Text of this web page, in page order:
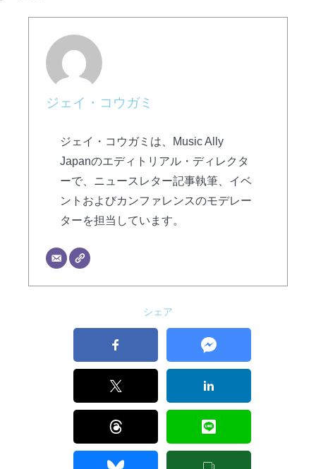
ジェイ・コウガミ
ジェイ・コウガミは、Music Ally
Japanのエディトリアル・ディレクタ
ーで、ニュースレター記事執筆、イベ
ントおよびカンファレンスのモデレー
ターを担当しています。
シェア